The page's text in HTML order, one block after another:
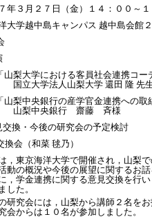
年３月２７日（金）１４：００～１
大学越中島キャンパス 越中島会館
「山梨大学における客員社会連携コー
国立大学法人山梨大学 還田 隆 先
「山梨中央銀行の産学官金連携への取
山梨中央銀行 齋藤 斉様
交換・今後の研究会の予定検討
換会（和菜 毬乃）
，東京海洋大学で開催され，山梨で
動の概況や今後の展望に関するお話
，学金連携に関する意見交換を行
した。
研究会には，山梨から講師２名をお
会からは１０名が参加しました。